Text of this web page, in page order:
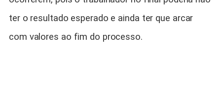
ter o resultado esperado e ainda ter que arcar
com valores ao fim do processo.